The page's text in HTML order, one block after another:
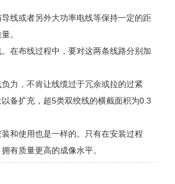
线或者另外大功率电线等保持一定的距
。
在布线过程中，要对这两条线路分别加
力，不肯让线缆过于冗余或拉的过紧
备扩充，超5类双绞线的横截面积为0.3
和使用也是一样的。只有在安装过程
有质量更高的成像水平。